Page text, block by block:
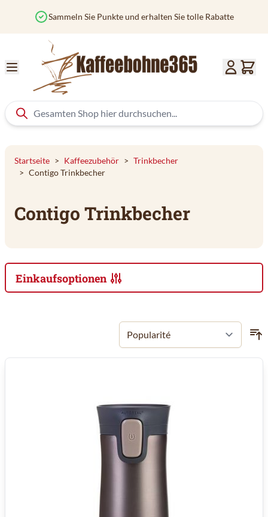
Sammeln Sie Punkte und erhalten Sie tolle Rabatte
Startseite > Kaffeezubehör > Trinkbecher
> Contigo Trinkbecher
Contigo Trinkbecher
Einkaufsoptionen